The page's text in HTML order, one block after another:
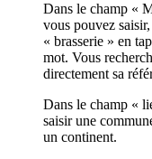
Dans le champ «
vous pouvez
« brasserie » en
mot. Vous
directement sa
Dans le champ «
saisir une
un continent.